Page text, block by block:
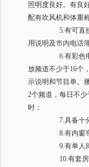
照明度良好。有良
配有吹风机和体重称
5.有可直
用说明及市内电话
6.有彩色
放频道不少于16个
示说明和节目单。
2个频道，每日不少
时；
7.具备十
8.有内窗
9.有单人
10.有套房